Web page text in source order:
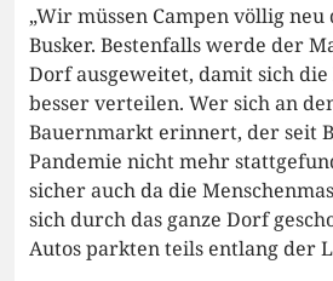
„Wir müssen Campen völlig neu
Busker. Bestenfalls werde der
Dorf ausgeweitet, damit sich
besser verteilen. Wer sich an
Bauernmarkt erinnert, der seit
Pandemie nicht mehr
sicher auch da die
sich durch das ganze Dorf
Autos parkten teils entlang der